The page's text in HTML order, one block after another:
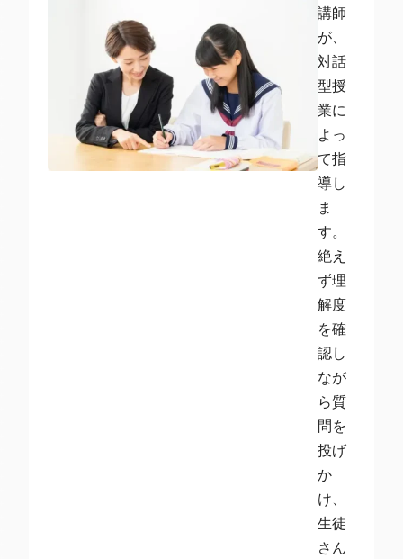
講師
が、
対話
型授
業に
よっ
て指
導し
ま
す。
絶え
ず理
解度
を確
認し
なが
ら質
問を
投げ
か
け、
生徒
さん